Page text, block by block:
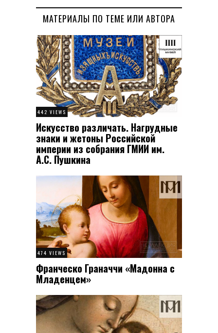
МАТЕРИАЛЫ ПО ТЕМЕ ИЛИ АВТОРА
442 VIEWS
Искусство различать. Нагрудные
знаки и жетоны Российской
империи из собрания ГМИИ им.
А.С. Пушкина
474 VIEWS
Франческо Граначчи «Мадонна с
Младенцем»